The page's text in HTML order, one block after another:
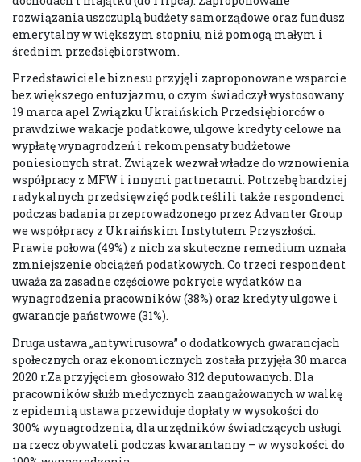
rozwiązania uszczuplą budżety samorządowe oraz fundusz
emerytalny w większym stopniu, niż pomogą małym i
średnim przedsiębiorstwom.
Przedstawiciele biznesu przyjęli zaproponowane wsparcie
bez większego entuzjazmu, o czym świadczył wystosowany
19 marca apel Związku Ukraińskich Przedsiębiorców o
prawdziwe wakacje podatkowe, ulgowe kredyty celowe na
wypłatę wynagrodzeń i rekompensaty budżetowe
poniesionych strat. Związek wezwał władze do wznowienia
współpracy z MFW i innymi partnerami. Potrzebę bardziej
radykalnych przedsięwzięć podkreślili także respondenci
podczas badania przeprowadzonego przez Advanter Group
we współpracy z Ukraińskim Instytutem Przyszłości.
Prawie połowa (49%) z nich za skuteczne remedium uznała
zmniejszenie obciążeń podatkowych. Co trzeci respondent
uważa za zasadne częściowe pokrycie wydatków na
wynagrodzenia pracowników (38%) oraz kredyty ulgowe i
gwarancje państwowe (31%).
Druga ustawa „antywirusowa” o dodatkowych gwarancjach
społecznych oraz ekonomicznych została przyjęła 30 marca
2020 r.Za przyjęciem głosowało 312 deputowanych. Dla
pracowników służb medycznych zaangażowanych w walkę
z epidemią ustawa przewiduje dopłaty w wysokości do
300% wynagrodzenia, dla urzędników świadczących usługi
na rzecz obywateli podczas kwarantanny – w wysokości do